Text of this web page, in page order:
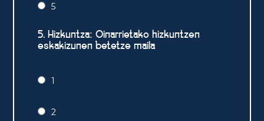
5
5. Hizkuntza: Oinarrietako hizkuntzen
eskakizunen betetze maila
1
2